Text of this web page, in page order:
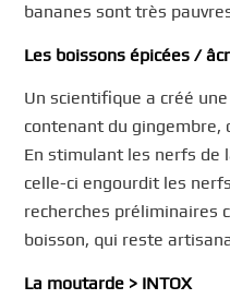
bananes sont très
Les boissons épicées /
Un scientifique a créé
contenant du gingembre,
En stimulant les nerfs de
celle-ci engourdit les
recherches préliminaires
boisson, qui reste
La moutarde > INTOX